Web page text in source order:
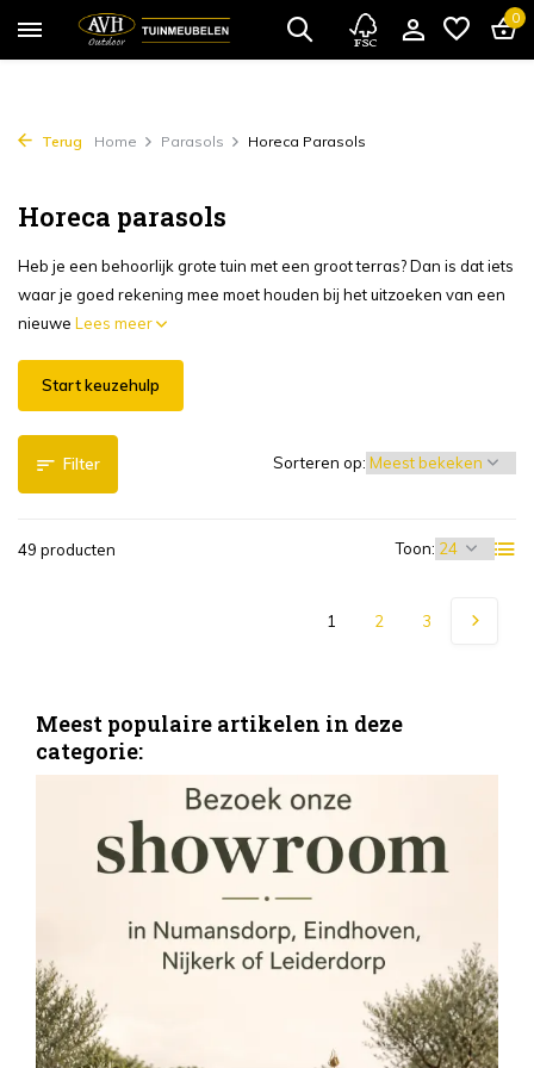
0
Terug Home Parasols Horeca Parasols
Horeca parasols
Heb je een behoorlijk grote tuin met een groot terras? Dan is dat iets
waar je goed rekening mee moet houden bij het uitzoeken van een
nieuwe Lees meer
Start keuzehulp
Filter
49 producten Toon:
Sorteren op:
1 2 3
Meest populaire artikelen in deze
categorie: